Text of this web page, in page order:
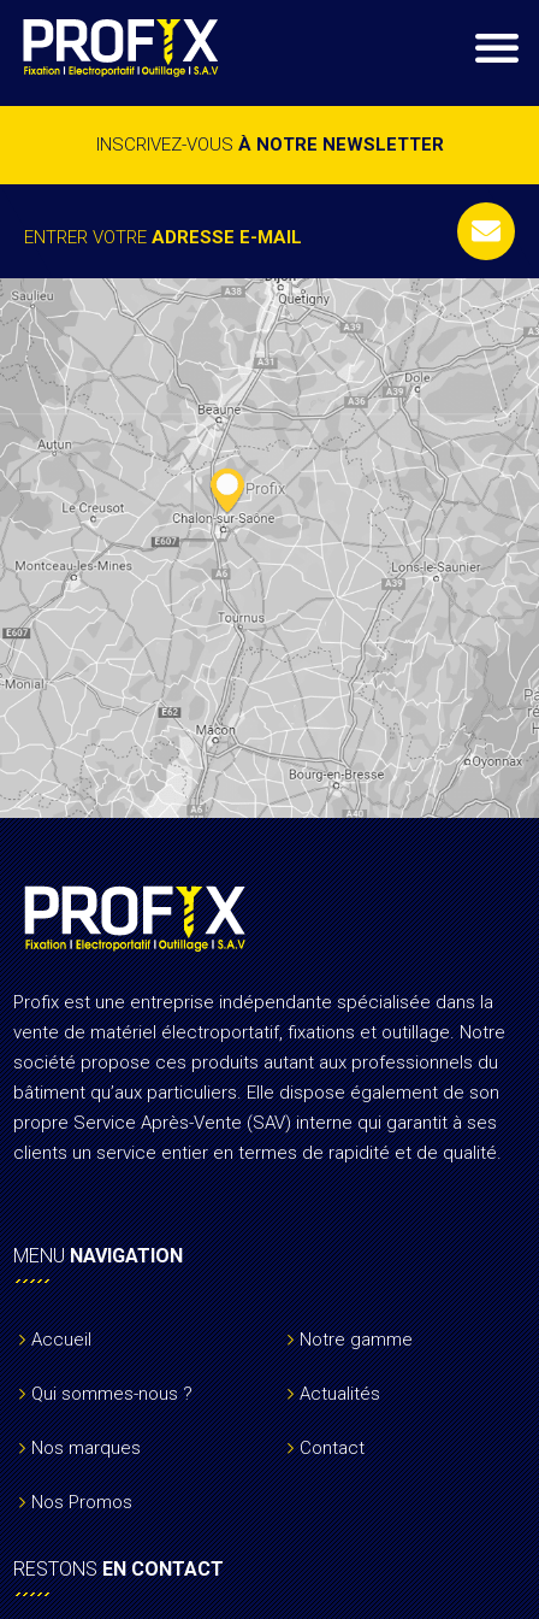
INSCRIVEZ-VOUS À NOTRE NEWSLETTER
ENTRER VOTRE ADRESSE E-MAIL
Profix est une entreprise indépendante spécialisée dans la
vente de matériel électroportatif, fixations et outillage. Notre
société propose ces produits autant aux professionnels du
bâtiment qu’aux particuliers. Elle dispose également de son
propre Service Après-Vente (SAV) interne qui garantit à ses
clients un service entier en termes de rapidité et de qualité.
MENUNAVIGATION
Accueil Notre gamme
Qui sommes-nous ? Actualités
Nos marques Contact
Nos Promos
RESTONSEN CONTACT